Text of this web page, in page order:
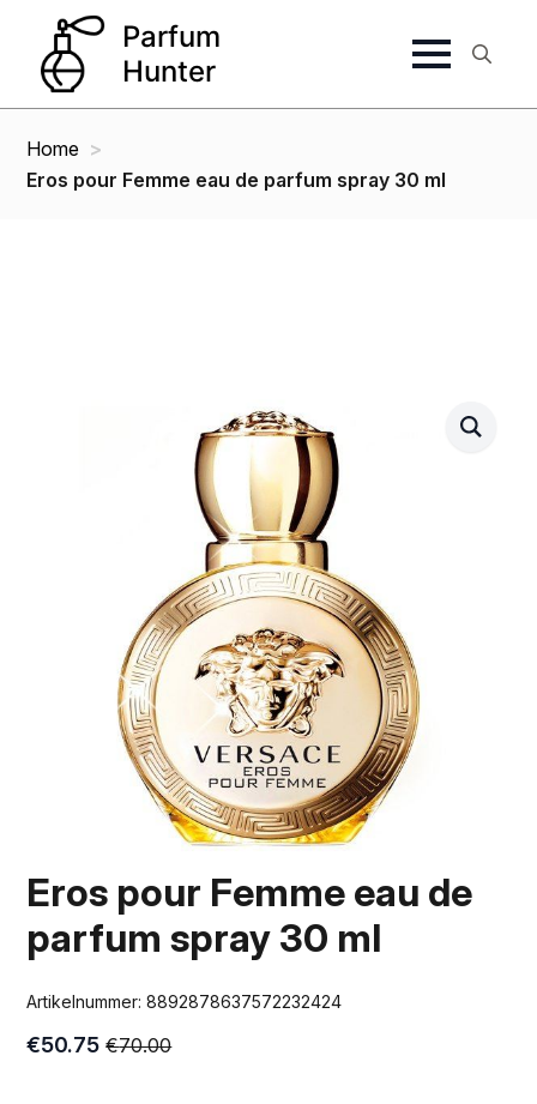
Home
Eros pour Femme eau de parfum spray 30 ml
Eros pour Femme eau de
parfum spray 30 ml
Artikelnummer:8892878637572232424
€70.00
Oorspronkelijke
€50.75
Huidige